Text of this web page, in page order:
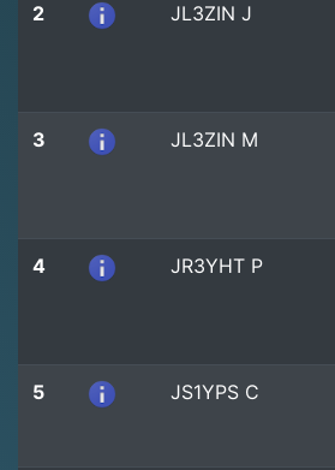
2 JL3ZIN J
3 JL3ZIN M
4 JR3YHT P
5 JS1YPS C